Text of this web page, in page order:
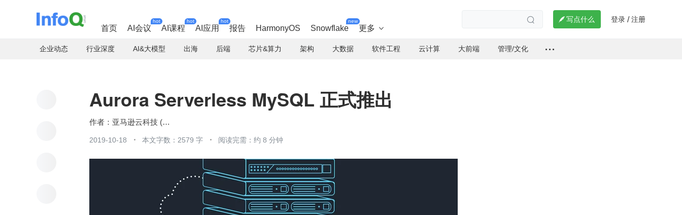
首页 AI会议
hot
AI课程
hot
AI应用
hot
报告 HarmonyOS Snowflake
new
更多 
  写点什么 登录 / 注册
企业动态 行业深度 AI&大模型 出海 后端 芯片&算力 架构 大数据 软件工程 云计算 大前端 管理/文化
Aurora Serverless MySQL 正式推出
亚马逊云科技 (Amazon Web Services）
2019-10-18 本文字数：2579 字 阅读完需：约 8 分钟